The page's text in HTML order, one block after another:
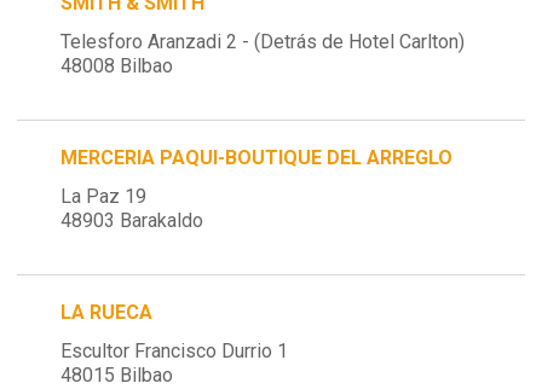
Telesforo Aranzadi 2 - (Detrás de Hotel Carlton)
48008 Bilbao
MERCERIA PAQUI-BOUTIQUE DEL ARREGLO
La Paz 19
48903 Barakaldo
LA RUECA
Escultor Francisco Durrio 1
48015 Bilbao